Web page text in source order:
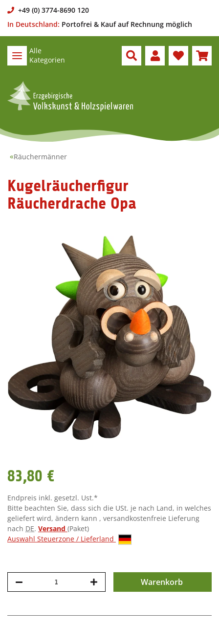
+49 (0) 3774-8690 120
In Deutschland: Portofrei & Kauf auf Rechnung möglich
Alle
Kategorien
Räuchermänner
Kugelräucherfigur
Räucherdrache Opa
83,80 €
Endpreis inkl. gesetzl. Ust.*
Bitte beachten Sie, dass sich die USt. je nach Land, in welches
geliefert wird, ändern kann , versandkostenfreie Lieferung
nach DE. Versand (Paket)
Auswahl Steuerzone / Lieferland
Warenkorb